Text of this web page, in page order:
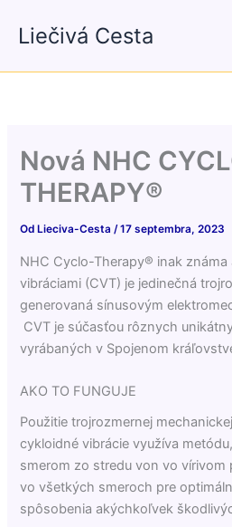
Liečivá Cesta
Nová NHC
THERAPY®
Od Lieciva-Cesta/17 septembra, 2023
NHC Cyclo-Therapy® inak
vibráciami (CVT) je jedinečná
generovaná sínusovým
CVT je súčasťou rôznych
vyrábaných v Spojenom
AKO TO FUNGUJE
Použitie trojrozmernej
cykloidné vibrácie využíva
smerom zo stredu von vo vírivom
vo všetkých smeroch pre
spôsobenia akýchkoľvek